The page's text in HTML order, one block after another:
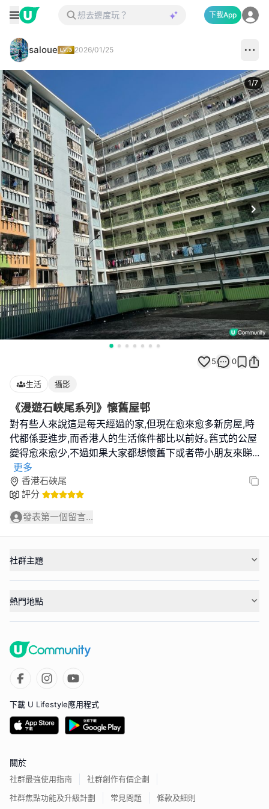
下載App
saloue 2026/01/25
1/7
5 0
生活 攝影
《漫遊石峽尾系列》懷舊屋邨
對有些人來說這是每天經過的家,但現在愈來愈多新房屋,時
代都係要進步,而香港人的生活條件都比以前好｡舊式的公屋
變得愈來愈少,不過如果大家都想懷舊下或者帶小朋友來睇...
更多
香港石硤尾
評分
發表第一個留言...
社群主題
熱門地點
下載 U Lifestyle應用程式
關於
社群最強使用指南
社群創作有價企劃
社群焦點功能及升級計劃
常見問題 條款及細則